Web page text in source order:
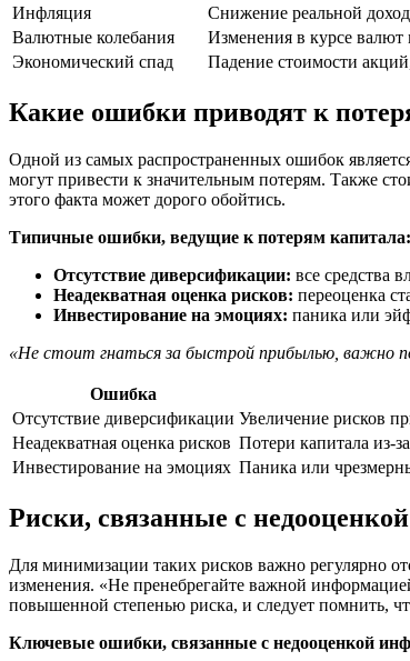
Инфляция
Снижение реальной
Валютные колебания
Изменения в курсе валют
Экономический спад
Падение стоимости
Какие ошибки приводят к
Одной из самых распространенных ошибок
могут привести к значительным потерям. Также
этого факта может дорого обойтись.
Типичные ошибки, ведущие к потерям капитала:
Отсутствие диверсификации: все средства
Неадекватная оценка рисков: переоценка
Инвестирование на эмоциях: паника или
«Не стоит гнаться за быстрой прибылью, важно
Ошибка
Отсутствие диверсификации Увеличение рисков
Неадекватная оценка рисков Потери капитала из-
Инвестирование на эмоциях Паника или
Риски, связанные с
Для минимизации таких рисков важно регулярно
изменения. «Не пренебрегайте важной
повышенной степенью риска, и следует помнить,
Ключевые ошибки, связанные с недооценкой